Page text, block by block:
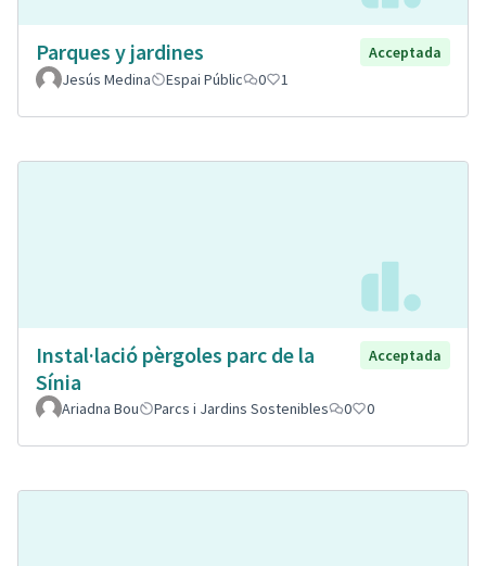
Parques y jardines
Acceptada
Jesús Medina
Espai Públic 0 1
Instal·lació pèrgoles parc de la
Sínia
Acceptada
Ariadna Bou Parcs i Jardins Sostenibles 0 0